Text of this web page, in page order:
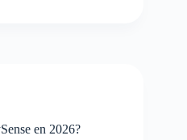
en 2026?